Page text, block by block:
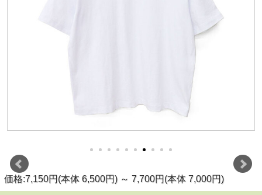
価格:7,150円(本体 6,500円) ～ 7,700円(本体 7,000円)